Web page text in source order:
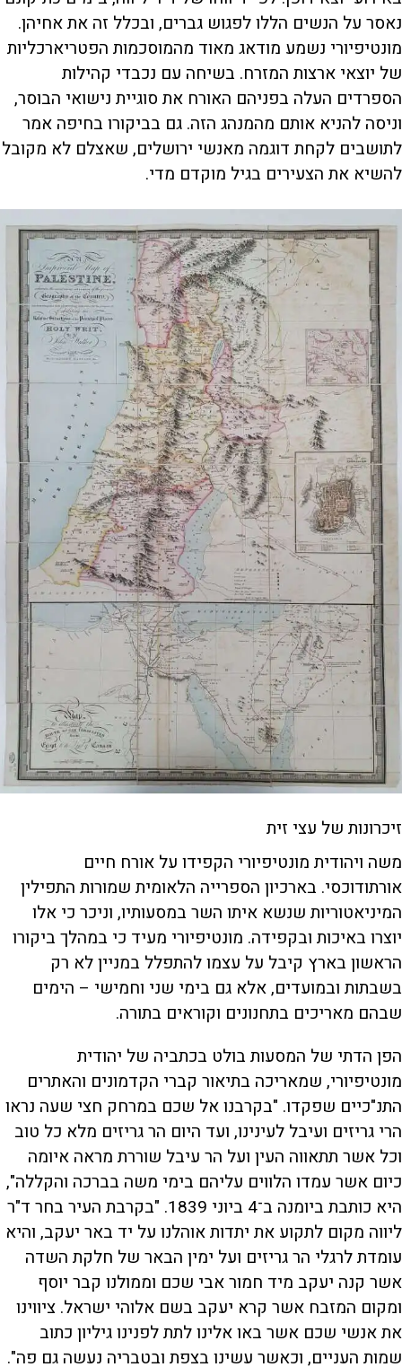
נאסר על הנשים הללו לפגוש גברים, ובכלל זה את אחיהן.
מונטיפיורי נשמע מודאג מאוד מהמוסכמות הפטריארכליות
של יוצאי ארצות המזרח. בשיחה עם נכבדי קהילות
הספרדים העלה בפניהם האורח את סוגיית נישואי הבוסר,
וניסה להניא אותם מהמנהג הזה. גם בביקורו בחיפה אמר
לתושבים לקחת דוגמה מאנשי ירושלים, שאצלם לא מקובל
להשיא את הצעירים בגיל מוקדם מדי.
זיכרונות של עצי זית
משה ויהודית מונטיפיורי הקפידו על אורח חיים
אורתודוכסי. בארכיון הספרייה הלאומית שמורות התפילין
המיניאטוריות שנשא איתו השר במסעותיו, וניכר כי אלו
יוצרו באיכות ובקפידה. מונטיפיורי מעיד כי במהלך ביקורו
הראשון בארץ קיבל על עצמו להתפלל במניין לא רק
בשבתות ובמועדים, אלא גם בימי שני וחמישי – הימים
שבהם מאריכים בתחנונים וקוראים בתורה.
הפן הדתי של המסעות בולט בכתביה של יהודית
מונטיפיורי, שמאריכה בתיאור קברי הקדמונים והאתרים
התנ"כיים שפקדו. "בקרבנו אל שכם במרחק חצי שעה נראו
הרי גריזים ועיבל לעינינו, ועד היום הר גריזים מלא כל טוב
וכל אשר תתאווה העין ועל הר עיבל שוררת מראה איומה
כיום אשר עמדו הלווים עליהם בימי משה בברכה והקללה",
היא כותבת ביומנה ב־4 ביוני 1839. "בקרבת העיר בחר ד"ר
ליווה מקום לתקוע את יתדות אוהלנו על יד באר יעקב, והיא
עומדת לרגלי הר גריזים ועל ימין הבאר של חלקת השדה
אשר קנה יעקב מיד חמור אבי שכם וממולנו קבר יוסף
ומקום המזבח אשר קרא יעקב בשם אלוהי ישראל. ציווינו
את אנשי שכם אשר באו אלינו לתת לפנינו גיליון כתוב
שמות העניים, וכאשר עשינו בצפת ובטבריה נעשה גם פה".